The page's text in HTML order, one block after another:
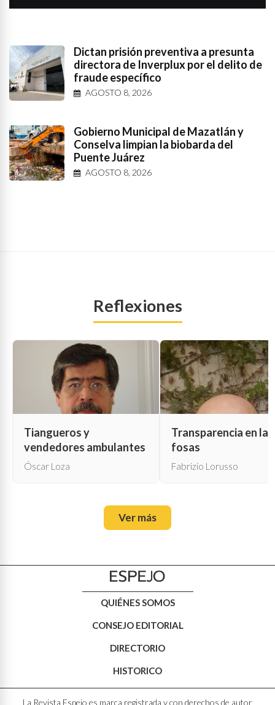
Dictan prisión preventiva a presunta
directora de Inverplux por el delito de
fraude específico
AGOSTO 8, 2026
Gobierno Municipal de Mazatlán y
Conselva limpian la biobarda del
Puente Juárez
AGOSTO 8, 2026
Reflexiones
Tiangueros y
vendedores ambulantes
Óscar Loza
Transparencia en las
fosas
Fabrizio Lorusso
Ver más
QUIÉNES SOMOS
CONSEJO EDITORIAL
DIRECTORIO
HISTORICO
La Revista Espejo es marca registrada y con derechos de autor